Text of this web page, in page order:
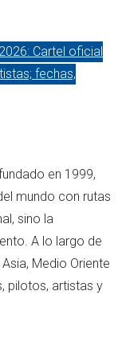
Cartel oficial
fechas,
en 1999,
mundo con rutas
sino la
A lo largo de
Medio Oriente
pilotos, artistas y